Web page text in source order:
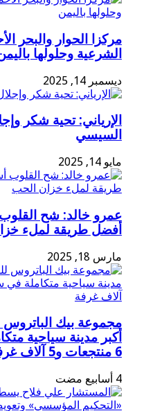
مركزا الحوار والبحر
الشرعية وحلولها
ديسمبر 14, 2025
الإرياني: تحية شكر
السيسي
مايو 14, 2025
عمرو خالد: شح
أفضل طريقة لملء
مارس 18, 2025
أكبر مدينة سياحية
6 منتجعات و5 آلاف غرفة